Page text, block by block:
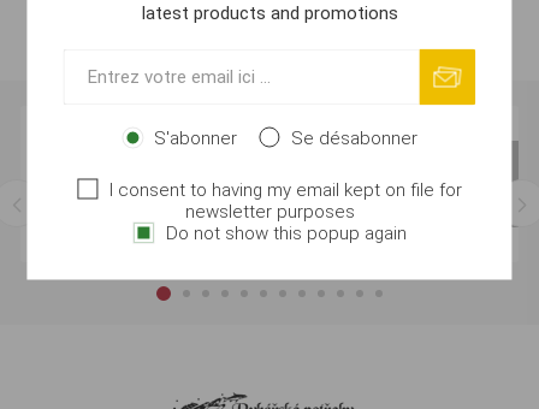
latest products and promotions
S'abonner Se désabonner
I consent to having my email kept on file for
newsletter purposes
Do not show this popup again